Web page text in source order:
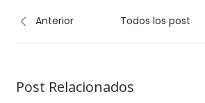
Anterior Todos los post
Post Relacionados